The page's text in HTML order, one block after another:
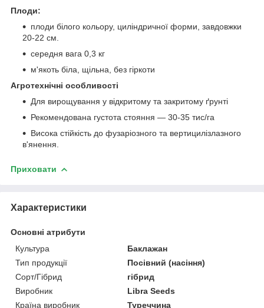
Плоди:
плоди білого кольору, циліндричної форми, завдовжки
20-22 см.
середня вага 0,3 кг
м'якоть біла, щільна, без гіркоти
Агротехнічні особливості
Для вирощування у відкритому та закритому ґрунті
Рекомендована густота стояння — 30-35 тис/га
Висока стійкість до фузаріозного та вертицилізлазного
в'янення.
Приховати
Характеристики
Основні атрибути
Культура
Баклажан
Тип продукції
Посівний (насіння)
Сорт/Гібрид
гібрид
Виробник
Libra Seeds
Країна виробник
Туреччина